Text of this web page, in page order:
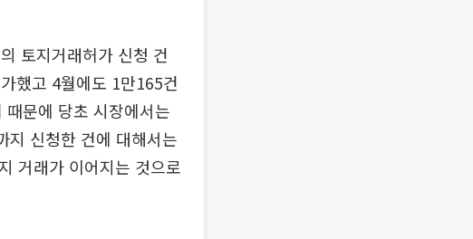
토지거래허가 신청 건
했고 4월에도 1만165건
문에 당초 시장에서는
지 신청한 건에 대해서는
거래가 이어지는 것으로